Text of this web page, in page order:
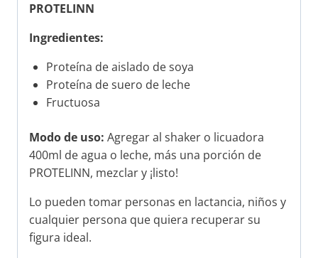
PROTELINN
Ingredientes:
Proteína de aislado de soya
Proteína de suero de leche
Fructuosa
Modo de uso: Agregar al shaker o licuadora
400ml de agua o leche, más una porción de
PROTELINN, mezclar y ¡listo!
Lo pueden tomar personas en lactancia, niños y
cualquier persona que quiera recuperar su
figura ideal.